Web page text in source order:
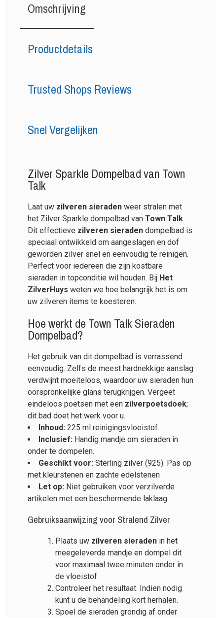
Omschrijving
Productdetails
Trusted Shops Reviews
Snel Vergelijken
Zilver Sparkle Dompelbad van Town
Talk
Laat uw zilveren sieraden weer stralen met
het Zilver Sparkle dompelbad van Town Talk.
Dit effectieve zilveren sieraden dompelbad is
speciaal ontwikkeld om aangeslagen en dof
geworden zilver snel en eenvoudig te reinigen.
Perfect voor iedereen die zijn kostbare
sieraden in topconditie wil houden. Bij Het
ZilverHuys weten we hoe belangrijk het is om
uw zilveren items te koesteren.
Hoe werkt de Town TalkSieraden
Dompelbad?
Het gebruik van dit dompelbad is verrassend
eenvoudig. Zelfs de meest hardnekkige aanslag
verdwijnt moeiteloos, waardoor uw sieraden hun
oorspronkelijke glans terugkrijgen. Vergeet
eindeloos poetsen met een zilverpoetsdoek;
dit bad doet het werk voor u.
Inhoud: 225 ml reinigingsvloeistof.
Inclusief: Handig mandje om sieraden in
onder te dompelen.
Geschikt voor: Sterling zilver (925). Pas op
met kleurstenen en zachte edelstenen
Let op: Niet gebruiken voor verzilverde
artikelen met een beschermende laklaag.
Gebruiksaanwijzing voor Stralend Zilver
Plaats uw zilveren sieraden in het
meegeleverde mandje en dompel dit
voor maximaal twee minuten onder in
de vloeistof.
Controleer het resultaat. Indien nodig
kunt u de behandeling kort herhalen.
Spoel de sieraden grondig af onder